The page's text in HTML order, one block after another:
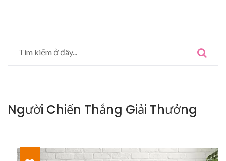
Người Chiến Thắng Giải Thưởng